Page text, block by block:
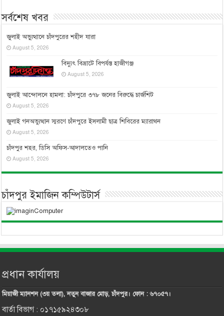
সর্বশেষ খবর
জুলাই অভ্যুত্থানে চাঁদপুরের শহীদ যারা
August 5, 2026
বিদ্যুৎ বিভ্রাটে বিপর্যস্ত হাজীগঞ্জ
August 5, 2026
জুলাই আন্দোলনে হামলা: চাঁদপুরে ৩৭৮ জনের বিরুদ্ধে চার্জশিট
August 5, 2026
জুলাই গনঅভ্যুত্থান স্মরণে চাঁদপুরে ইসলামী ছাত্র শিবিরের ম্যারাথন
August 5, 2026
চাঁদপুর শহর, ডিসি অফিস-আদালতেও পানি
August 5, 2026
চাঁদপুর ইমাজিন কম্পিউটার্স
প্রধান কার্যালয়
মিয়াজী ম্যানশন (৩য় তলা), নতুন বাজার মোড়, চাঁদপুর। ফোন : ৬৭০৫৭।
বার্তা বিভাগ : ০১৭১৫৯২৪৩০৮